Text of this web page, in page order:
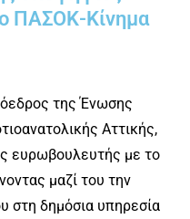
ΠΑΣΟΚ-Κίνημα
της Ένωσης
Αττικής,
ευρωβουλευτής με το
μαζί του την
στη δημόσια υπηρεσία